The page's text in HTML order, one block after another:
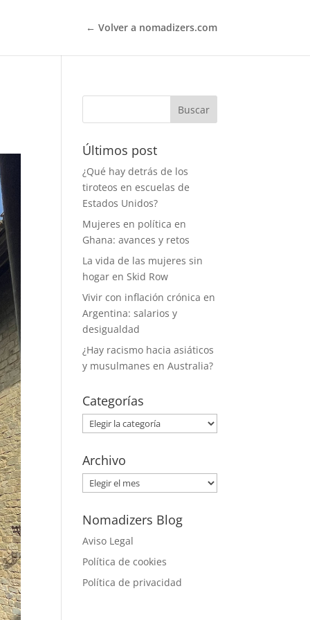
← Volver a nomadizers.com
Últimos post
¿Qué hay detrás de los
tiroteos en escuelas de
Estados Unidos?
Mujeres en política en
Ghana: avances y retos
La vida de las mujeres sin
hogar en Skid Row
Vivir con inflación crónica en
Argentina: salarios y
desigualdad
¿Hay racismo hacia asiáticos
y musulmanes en Australia?
Categorías
Categorías
Archivo
Archivo
Nomadizers Blog
Aviso Legal
Política de cookies
Política de privacidad